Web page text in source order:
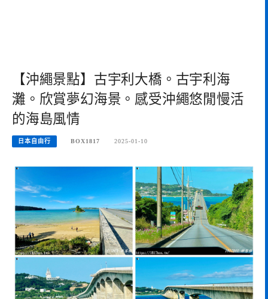
【沖繩景點】古宇利大橋。古宇利海
灘。欣賞夢幻海景。感受沖繩悠閒慢活
的海島風情
日本自由行 BOX1817 2025-01-10